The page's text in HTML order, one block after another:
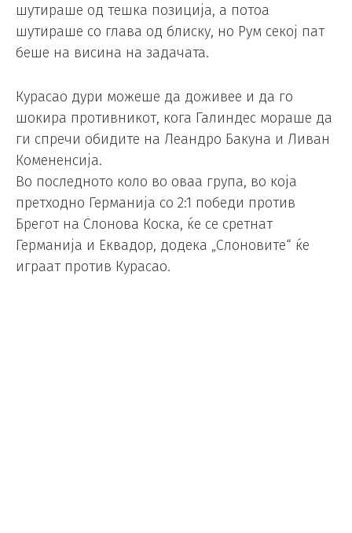
шутираше од тешка позиција, а потоа
шутираше со глава од блиску, но Рум секој пат
беше на висина на задачата.
Курасао дури можеше да доживее и да го
шокира противникот, кога Галиндес мораше да
ги спречи обидите на Леандро Бакуна и Ливан
Комененсија.
Во последното коло во оваа група, во која
претходно Германија со 2:1 победи против
Брегот на Слонова Коска, ќе се сретнат
Германија и Еквадор, додека „Слоновите“ ќе
играат против Курасао.